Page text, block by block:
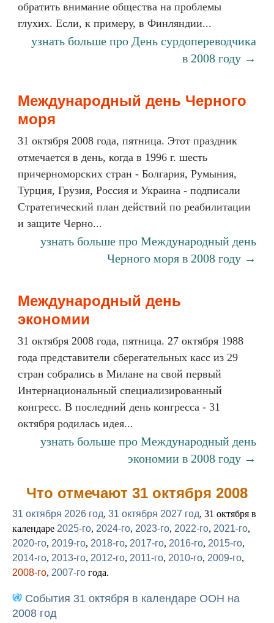
обратить внимание общества на проблемы
глухих. Если, к примеру, в Финляндии...
узнать больше про День сурдопереводчика
в 2008 году →
Международный день Черного
моря
31 октября 2008 года, пятница. Этот праздник
отмечается в день, когда в 1996 г. шесть
причерноморских стран - Болгария, Румыния,
Турция, Грузия, Россия и Украина - подписали
Стратегический план действий по реабилитации
и защите Черно...
узнать больше про Международный день
Черного моря в 2008 году →
Международный день
экономии
31 октября 2008 года, пятница. 27 октября 1988
года представители сберегательных касс из 29
стран собрались в Милане на свой первый
Интернациональный специализированный
конгресс. В последний день конгресса - 31
октября родилась идея...
узнать больше про Международный день
экономии в 2008 году →
Что отмечают 31 октября 2008
31 октября 2026 год, 31 октября 2027 год, 31 октября в
календаре 2025-го, 2024-го, 2023-го, 2022-го, 2021-го,
2020-го, 2019-го, 2018-го, 2017-го, 2016-го, 2015-го,
2014-го, 2013-го, 2012-го, 2011-го, 2010-го, 2009-го,
2008-го, 2007-го года.
События 31 октября в календаре ООН на
2008 год